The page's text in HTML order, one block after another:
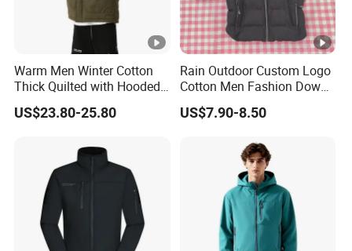
Warm Men Winter Cotton
Thick Quilted with Hooded
Padded Jacket
US$23.80-25.80
Rain Outdoor Custom Logo
Cotton Men Fashion Down
Sport Men Winter Jacket
US$7.90-8.50